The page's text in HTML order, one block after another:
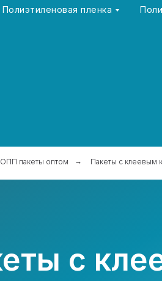
Полиэтиленовая пленка
пакеты оптом → Пакеты с клеевым
с